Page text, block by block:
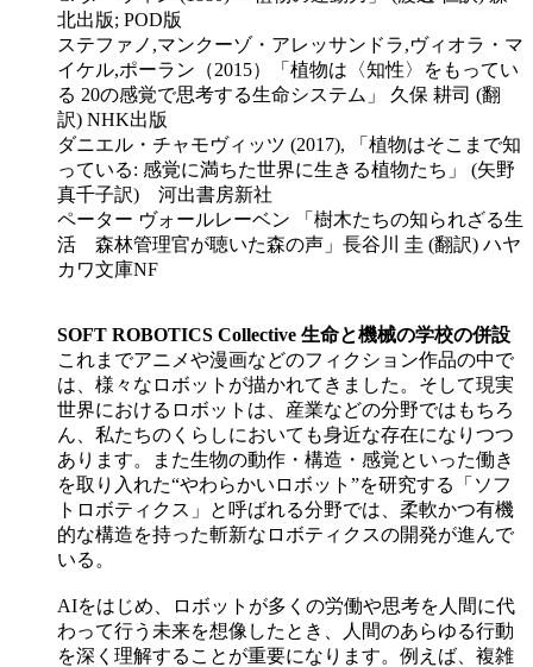
北出版; POD版
ステファノ,マンクーゾ・アレッサンドラ,ヴィオラ・マ
イケル,ポーラン（2015）「植物は〈知性〉をもってい
る 20の感覚で思考する生命システム」 久保 耕司 (翻
訳) NHK出版
ダニエル・チャモヴィッツ (2017), 「植物はそこまで知
っている: 感覚に満ちた世界に生きる植物たち」 (矢野
真千子訳) 河出書房新社
ペーター ヴォールレーベン 「樹木たちの知られざる生
活 森林管理官が聴いた森の声」長谷川 圭 (翻訳) ハヤ
カワ文庫NF
SOFT ROBOTICS Collective 生命と機械の学校の併設
これまでアニメや漫画などのフィクション作品の中で
は、様々なロボットが描かれてきました。そして現実
世界におけるロボットは、産業などの分野ではもちろ
ん、私たちのくらしにおいても身近な存在になりつつ
あります。また生物の動作・構造・感覚といった働き
を取り入れた“やわらかいロボット”を研究する「ソフ
トロボティクス」と呼ばれる分野では、柔軟かつ有機
的な構造を持った斬新なロボティクスの開発が進んで
いる。
AIをはじめ、ロボットが多くの労働や思考を人間に代
わって行う未来を想像したとき、人間のあらゆる行動
を深く理解することが重要になります。例えば、複雑